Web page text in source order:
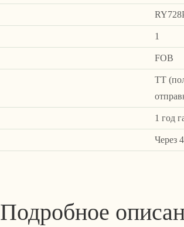
1
FOB
ТТ
1 год
Через
Подробное